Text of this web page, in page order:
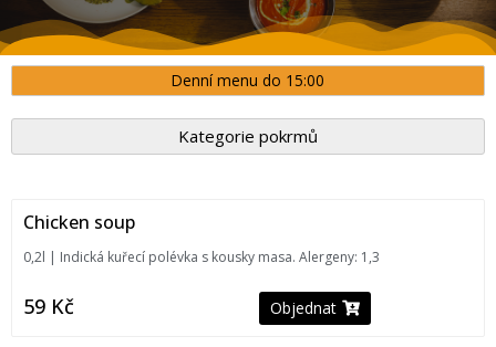
Denní menu do 15:00
Kategorie pokrmů
Chicken soup
0,2l | Indická kuřecí polévka s kousky masa. Alergeny: 1,3
59 Kč Objednat